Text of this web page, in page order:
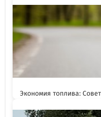
Экономия топлива: